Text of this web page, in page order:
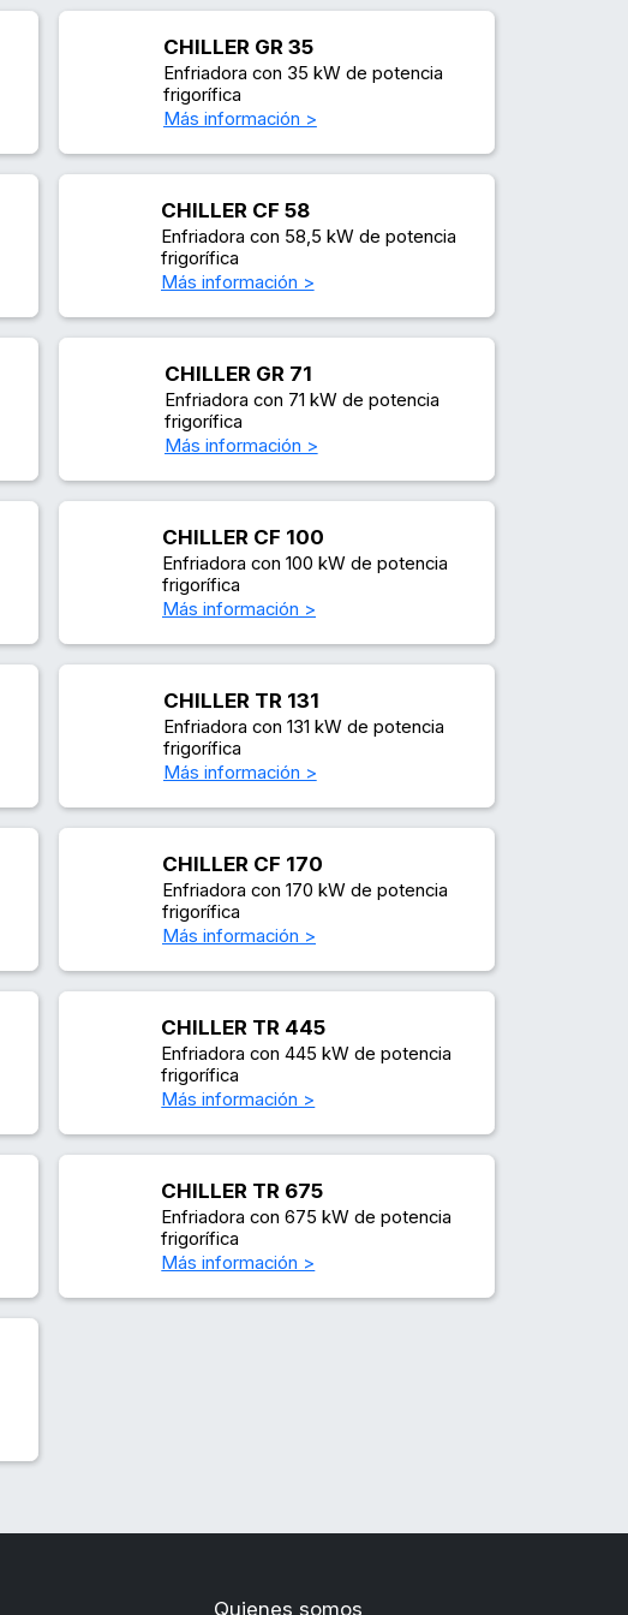
CHILLER GR 35
Enfriadora con 35 kW de potencia
frigorífica
Más información >
CHILLER CF 58
Enfriadora con 58,5 kW de potencia
frigorífica
Más información >
CHILLER GR 71
Enfriadora con 71 kW de potencia
frigorífica
Más información >
CHILLER CF 100
Enfriadora con 100 kW de potencia
frigorífica
Más información >
CHILLER TR 131
Enfriadora con 131 kW de potencia
frigorífica
Más información >
CHILLER CF 170
Enfriadora con 170 kW de potencia
frigorífica
Más información >
CHILLER TR 445
Enfriadora con 445 kW de potencia
frigorífica
Más información >
CHILLER TR 675
Enfriadora con 675 kW de potencia
frigorífica
Más información >
Quienes somos